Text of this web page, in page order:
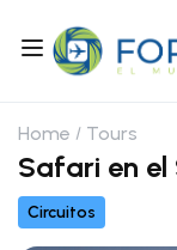
Home Tours
Safari en el
Circuitos